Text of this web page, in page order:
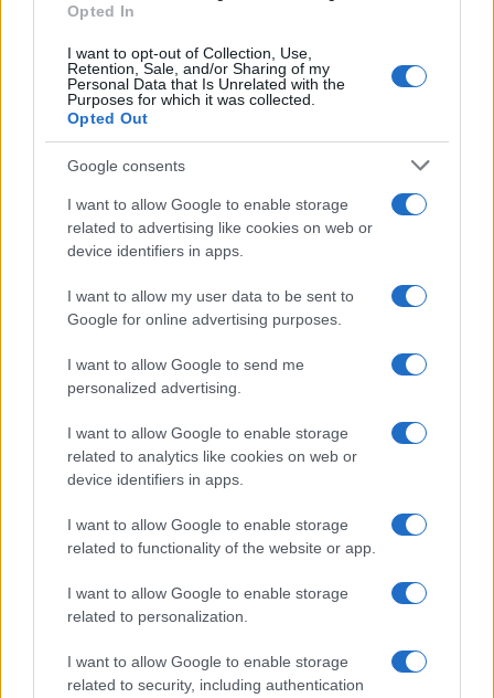
Opted In
I want to opt-out of Collection, Use,
Retention, Sale, and/or Sharing of my
Personal Data that Is Unrelated with the
Purposes for which it was collected.
Opted Out
Google consents
I want to allow Google to enable storage
related to advertising like cookies on web or
device identifiers in apps.
I want to allow my user data to be sent to
Google for online advertising purposes.
I want to allow Google to send me
personalized advertising.
I want to allow Google to enable storage
related to analytics like cookies on web or
device identifiers in apps.
I want to allow Google to enable storage
related to functionality of the website or app.
I want to allow Google to enable storage
related to personalization.
I want to allow Google to enable storage
related to security, including authentication
Collabora con Giardinaggio.net
Pubblicità